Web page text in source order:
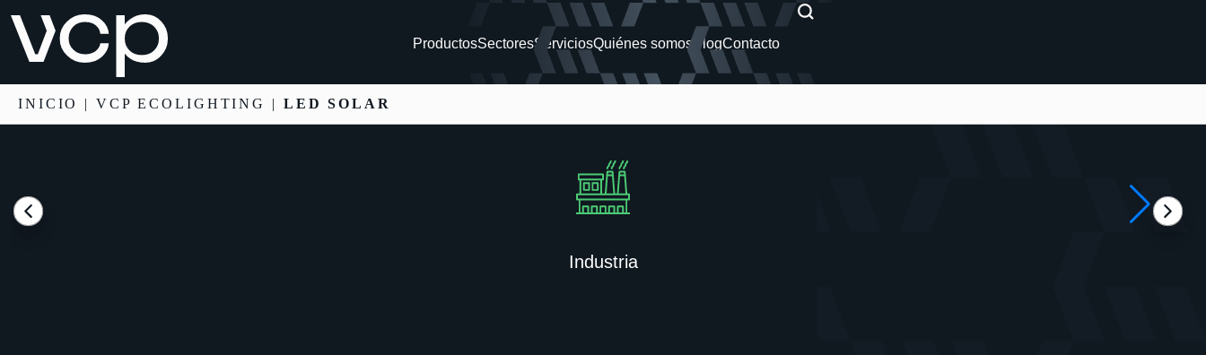
ProductosSectoresServiciosQuiénes somos BlogContacto
INICIO | VCP ECOLIGHTING | LED SOLAR
Industria